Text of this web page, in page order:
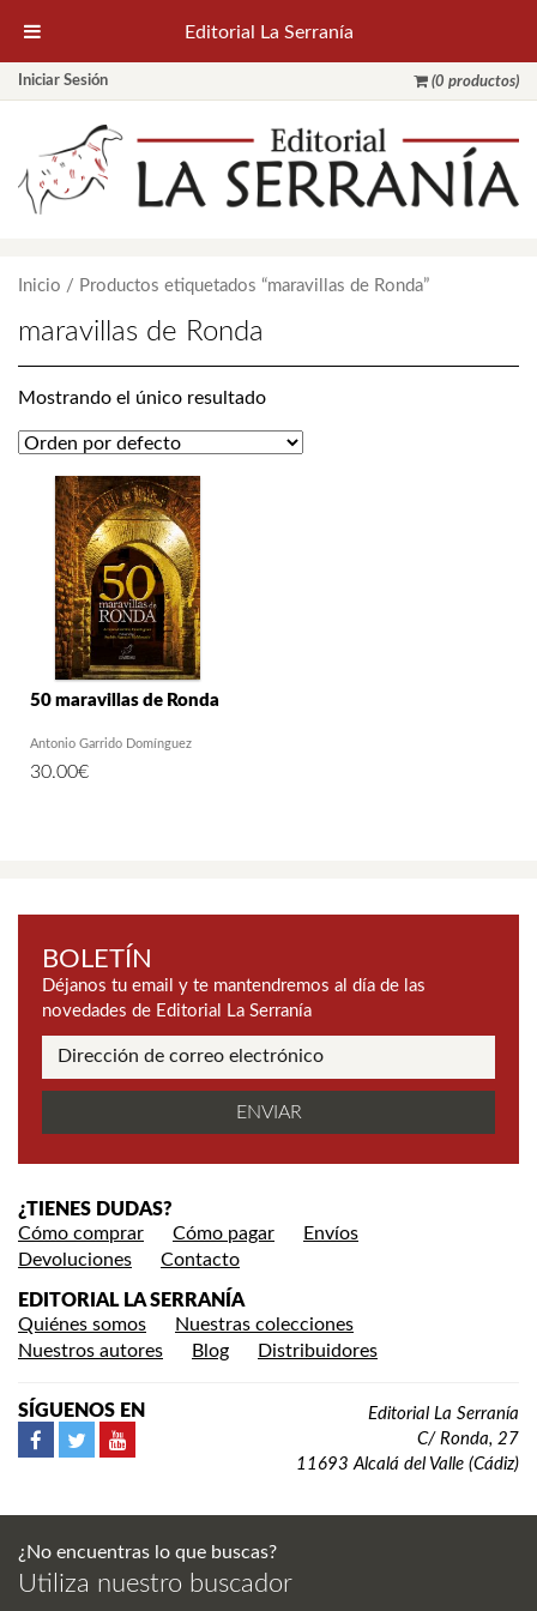
Iniciar Sesión (0 productos)
Inicio / Productos etiquetados “maravillas de Ronda”
maravillas de Ronda
Mostrando el único resultado
50 maravillas de Ronda
Antonio Garrido Domínguez
30.00€
BOLETÍN
Déjanos tu email y te mantendremos al día de las
novedades de Editorial La Serranía
¿TIENES DUDAS?
Cómo comprar
Cómo pagar
Envíos
Devoluciones
Contacto
EDITORIAL LA SERRANÍA
Quiénes somos
Nuestras colecciones
Nuestros autores
Blog Distribuidores
SÍGUENOS EN
Editorial La Serranía
C/ Ronda, 27
11693 Alcalá del Valle (Cádiz)
¿No encuentras lo que buscas?
Utiliza nuestro buscador
Editorial La Serranía